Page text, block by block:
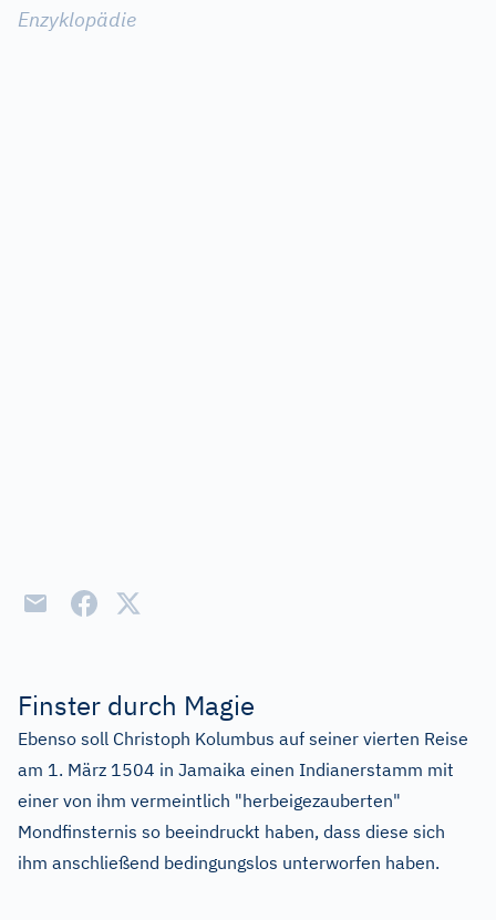
Enzyklopädie
Finster durch Magie
Ebenso soll Christoph Kolumbus auf seiner vierten Reise
am 1. März 1504 in Jamaika einen Indianerstamm mit
einer von ihm vermeintlich "herbeigezauberten"
Mondfinsternis so beeindruckt haben, dass diese sich
ihm anschließend bedingungslos unterworfen haben.